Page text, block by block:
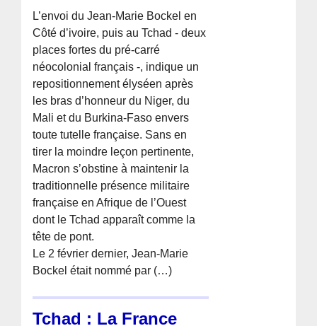
L’envoi du Jean-Marie Bockel en
Côté d’ivoire, puis au Tchad - deux
places fortes du pré-carré
néocolonial français -, indique un
repositionnement élyséen après
les bras d’honneur du Niger, du
Mali et du Burkina-Faso envers
toute tutelle française. Sans en
tirer la moindre leçon pertinente,
Macron s’obstine à maintenir la
traditionnelle présence militaire
française en Afrique de l’Ouest
dont le Tchad apparaît comme la
tête de pont.
Le 2 février dernier, Jean-Marie
Bockel était nommé par (…)
Tchad : La France